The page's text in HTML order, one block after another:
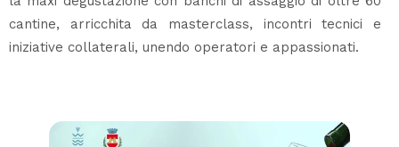
cantine, arricchita da masterclass, incontri tecnici e
iniziative collaterali, unendo operatori e appassionati.